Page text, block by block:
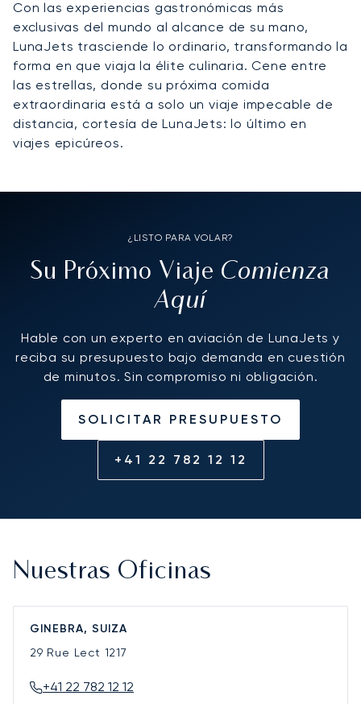
Con las experiencias gastronómicas más
exclusivas del mundo al alcance de su mano,
LunaJets trasciende lo ordinario, transformando la
forma en que viaja la élite culinaria. Cene entre
las estrellas, donde su próxima comida
extraordinaria está a solo un viaje impecable de
distancia, cortesía de LunaJets: lo último en
viajes epicúreos.
¿LISTO PARA VOLAR?
Su Próximo Viaje Comienza
Aquí
Hable con un experto en aviación de LunaJets y
reciba su presupuesto bajo demanda en cuestión
de minutos. Sin compromiso ni obligación.
SOLICITAR PRESUPUESTO
+41 22 782 12 12
Nuestras Oficinas
GINEBRA, SUIZA
29 Rue Lect 1217
+41 22 782 12 12